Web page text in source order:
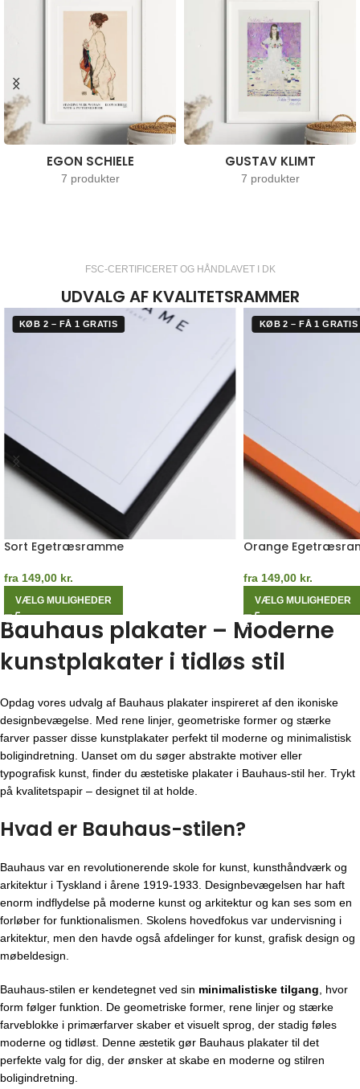
EGON SCHIELE
7 produkter
GUSTAV KLIMT
7 produkter
FSC-CERTIFICERET OG HÅNDLAVET I DK
UDVALG AF KVALITETSRAMMER
KØB 2 – FÅ 1 GRATIS
Sort Egetræsramme
fra 149,00 kr.
VÆLG MULIGHEDER
KØB 2 – FÅ 1 GRATIS
Orange
fra 149,00 kr.
VÆLG MULIGHEDER
Bauhaus plakater – Moderne
kunstplakater i tidløs stil
Opdag vores udvalg af Bauhaus plakater inspireret af den ikoniske
designbevægelse. Med rene linjer, geometriske former og stærke
farver passer disse kunstplakater perfekt til moderne og minimalistisk
boligindretning. Uanset om du søger abstrakte motiver eller
typografisk kunst, finder du æstetiske plakater i Bauhaus-stil her. Trykt
på kvalitetspapir – designet til at holde.
Hvad er Bauhaus-stilen?
Bauhaus var en revolutionerende skole for kunst, kunsthåndværk og
arkitektur i Tyskland i årene 1919-1933. Designbevægelsen har haft
enorm indflydelse på moderne kunst og arkitektur og kan ses som en
forløber for funktionalismen. Skolens hovedfokus var undervisning i
arkitektur, men den havde også afdelinger for kunst, grafisk design og
møbeldesign.
Bauhaus-stilen er kendetegnet ved sin minimalistiske tilgang , hvor
form følger funktion. De geometriske former, rene linjer og stærke
farveblokke i primærfarver skaber et visuelt sprog, der stadig føles
moderne og tidløst. Denne æstetik gør Bauhaus plakater til det
perfekte valg for dig, der ønsker at skabe en moderne og stilren
boligindretning.